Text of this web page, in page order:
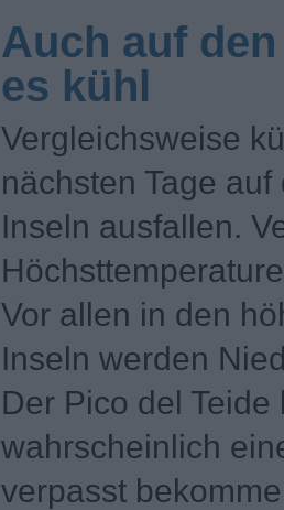
Auch auf
es kühl
Vergleichsweise
nächsten Tage
Inseln ausfallen.
Vor allen in den
Inseln werden
Der Pico del Teide
wahrscheinlich
verpasst